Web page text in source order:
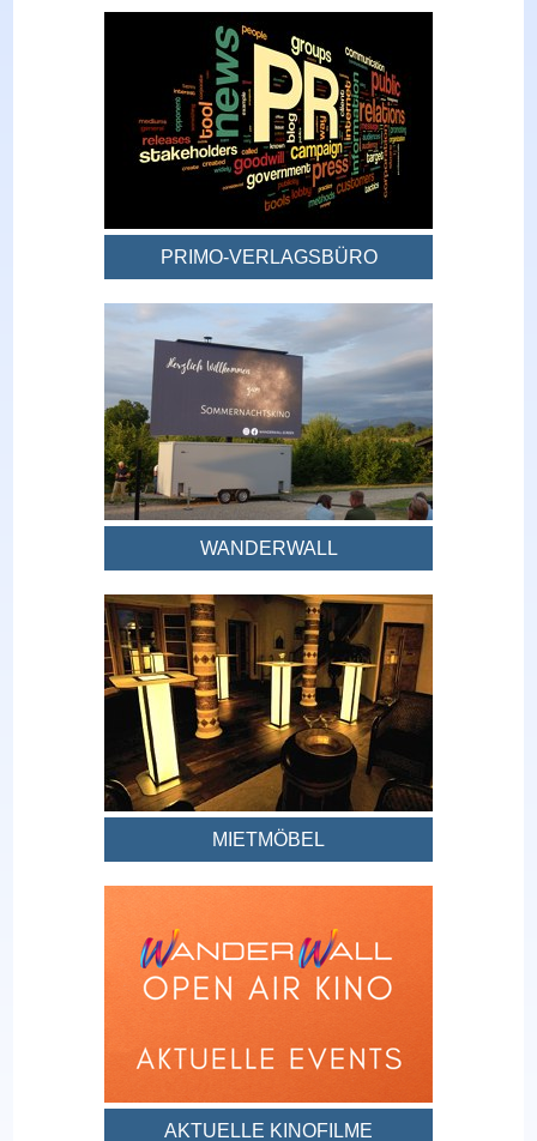
PRIMO-VERLAGSBÜRO
WANDERWALL
MIETMÖBEL
AKTUELLE KINOFILME